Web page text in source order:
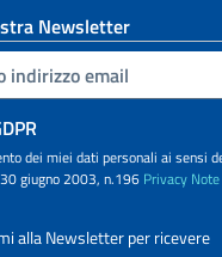
Newsletter
dei miei dati personali ai sensi
giugno 2003, n.196 Privacy
alla Newsletter per ricevere